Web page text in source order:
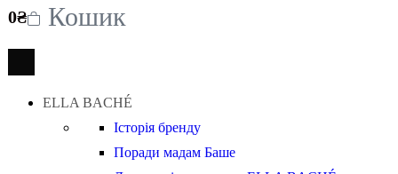
0₴ Кошик
ELLA BACHÉ
Історія бренду
Поради мадам Баше